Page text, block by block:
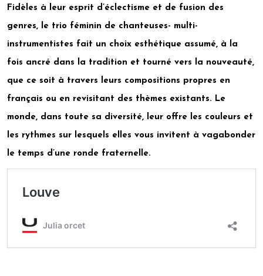
Fidèles à leur esprit d’éclectisme et de fusion des
genres, le trio féminin de chanteuses- multi-
instrumentistes fait un choix esthétique assumé, à la
fois ancré dans la tradition et tourné vers la nouveauté,
que ce soit à travers leurs compositions propres en
français ou en revisitant des thèmes existants. Le
monde, dans toute sa diversité, leur offre les couleurs et
les rythmes sur lesquels elles vous invitent à vagabonder
le temps d’une ronde fraternelle.